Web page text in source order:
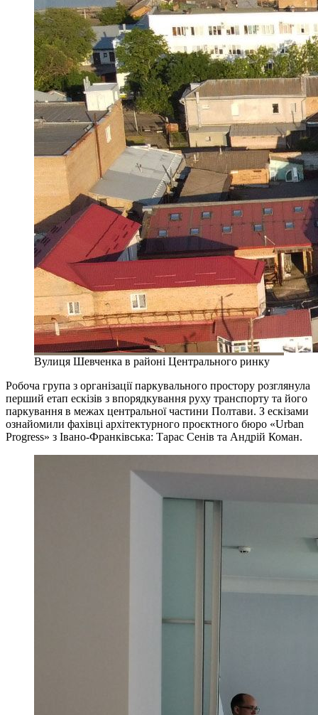
Вулиця Шевченка в районі Центрального ринку
Робоча група з організації паркувального простору розглянула
перший етап ескізів з впорядкування руху транспорту та його
паркування в межах центральної частини Полтави. З ескізами
ознайомили фахівці архітектурного проєктного бюро «Urban
Progress» з Івано-Франківська: Тарас Сенів та Андрій Коман.